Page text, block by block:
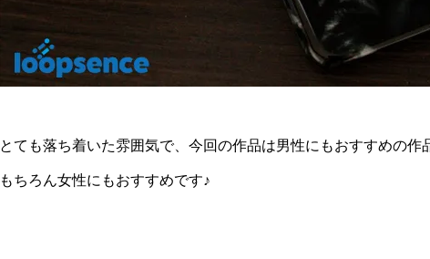
とても落ち着いた雰囲気で、今回の作品は男性にもおすすめの作
もちろん女性にもおすすめです♪